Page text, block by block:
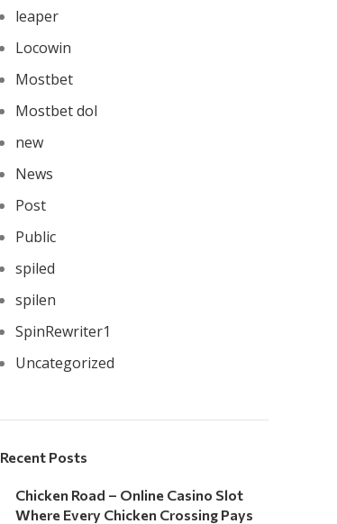
leaper
Locowin
Mostbet
Mostbet dol
new
News
Post
Public
spiled
spilen
SpinRewriter1
Uncategorized
Recent Posts
Chicken Road – Online Casino Slot
Where Every Chicken Crossing Pays